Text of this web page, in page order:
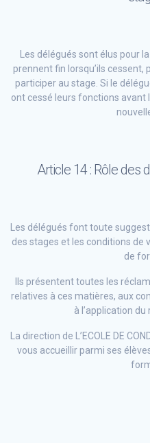
Les délégués sont élus pour
prennent fin lorsqu’ils cessent,
participer au stage. Si le
ont cessé leurs fonctions avant
Article 14 : Rôle des
Les délégués font toute
des stages et les conditions de
de
Ils présentent toutes les
relatives à ces matières, aux
à l’application
La direction de L’ECOLE DE
vous accueillir parmi ses